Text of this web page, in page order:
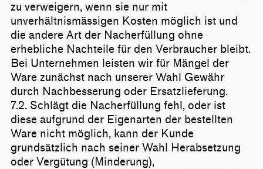
zu verweigern, wenn sie nur mit
unverhältnismässigen Kosten möglich ist und
die andere Art der Nacherfüllung ohne
erhebliche Nachteile für den Verbraucher bleibt.
Bei Unternehmen leisten wir für Mängel der
Ware zunächst nach unserer Wahl Gewähr
durch Nachbesserung oder Ersatzlieferung.
7.2. Schlägt die Nacherfüllung fehl, oder ist
diese aufgrund der Eigenarten der bestellten
Ware nicht möglich, kann der Kunde
grundsätzlich nach seiner Wahl Herabsetzung
oder Vergütung (Minderung),